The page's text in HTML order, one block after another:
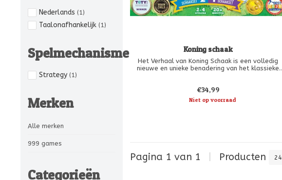
Nederlands (1)
Taalonafhankelijk (1)
Spelmechanisme
Strategy (1)
Merken
Alle merken
999 games
Categorieën
Koning schaak
Het Verhaal van Koning Schaak is een volledig
nieuwe en unieke benadering van het klassieke
maar ook aan volwassenen met behulp van gekke
verhalen, levendige i
€34,99
Niet op voorraad
Pagina 1 van 1 Producten 24